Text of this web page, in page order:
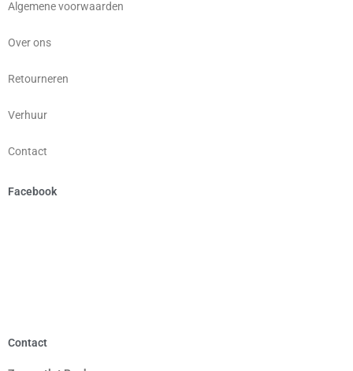
Algemene voorwaarden
Over ons
Retourneren
Verhuur
Contact
Facebook
Contact